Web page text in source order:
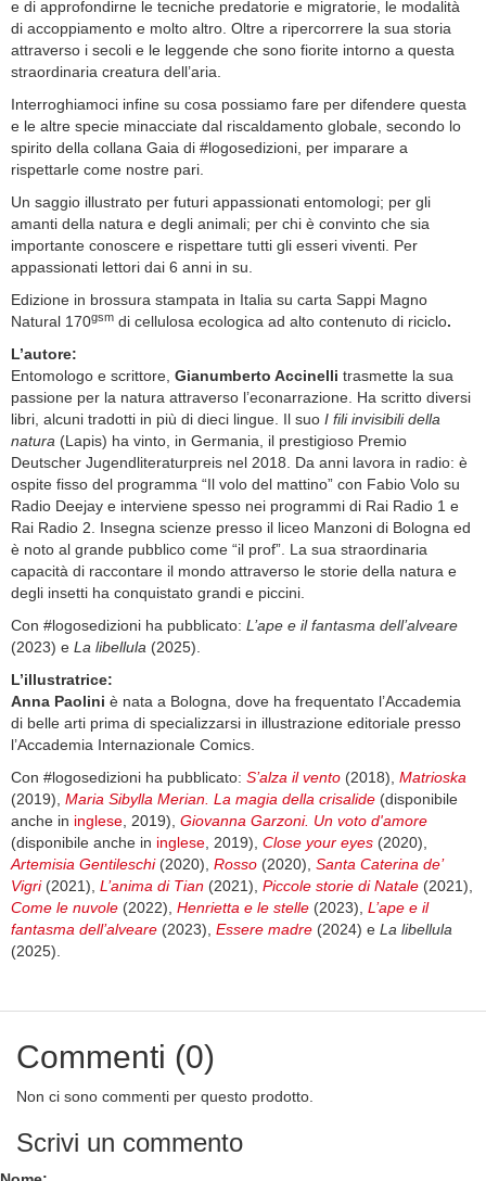
e di approfondirne le tecniche predatorie e migratorie, le modalità
di accoppiamento e molto altro. Oltre a ripercorrere la sua storia
attraverso i secoli e le leggende che sono fiorite intorno a questa
straordinaria creatura dell’aria.
Interroghiamoci infine su cosa possiamo fare per difendere questa
e le altre specie minacciate dal riscaldamento globale, secondo lo
spirito della collana Gaia di #logosedizioni, per imparare a
rispettarle come nostre pari.
Un saggio illustrato per futuri appassionati entomologi; per gli
amanti della natura e degli animali; per chi è convinto che sia
importante conoscere e rispettare tutti gli esseri viventi. Per
appassionati lettori dai 6 anni in su.
Edizione in brossura stampata in Italia su carta Sappi Magno
Natural 170gsm di cellulosa ecologica ad alto contenuto di riciclo.
L’autore:
Entomologo e scrittore, Gianumberto Accinelli trasmette la sua
passione per la natura attraverso l’econarrazione. Ha scritto diversi
libri, alcuni tradotti in più di dieci lingue. Il suo I fili invisibili della
natura (Lapis) ha vinto, in Germania, il prestigioso Premio
Deutscher Jugendliteraturpreis nel 2018. Da anni lavora in radio: è
ospite fisso del programma “Il volo del mattino” con Fabio Volo su
Radio Deejay e interviene spesso nei programmi di Rai Radio 1 e
Rai Radio 2. Insegna scienze presso il liceo Manzoni di Bologna ed
è noto al grande pubblico come “il prof”. La sua straordinaria
capacità di raccontare il mondo attraverso le storie della natura e
degli insetti ha conquistato grandi e piccini.
Con #logosedizioni ha pubblicato: L’ape e il fantasma dell’alveare
(2023) e La libellula (2025).
L’illustratrice:
Anna Paolini è nata a Bologna, dove ha frequentato l’Accademia
di belle arti prima di specializzarsi in illustrazione editoriale presso
l’Accademia Internazionale Comics.
Con #logosedizioni ha pubblicato: S’alza il vento (2018), Matrioska
(2019), Maria Sibylla Merian. La magia della crisalide (disponibile
anche in inglese, 2019), Giovanna Garzoni. Un voto d'amore
(disponibile anche in inglese, 2019), Close your eyes (2020),
Artemisia Gentileschi(2020), Rosso (2020), Santa Caterina de’
Vigri(2021), L’anima di Tian (2021), Piccole storie di Natale (2021),
Come le nuvole (2022), Henrietta e le stelle (2023), L’ape e il
fantasma dell’alveare (2023), Essere madre (2024) e La libellula
(2025).
Commenti (0)
Non ci sono commenti per questo prodotto.
Scrivi un commento